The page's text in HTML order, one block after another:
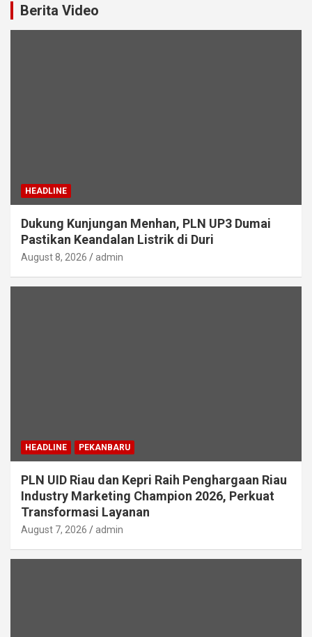
Berita Video
HEADLINE
Dukung Kunjungan Menhan, PLN UP3 Dumai
Pastikan Keandalan Listrik di Duri
August 8, 2026 admin
HEADLINE PEKANBARU
PLN UID Riau dan Kepri Raih Penghargaan Riau
Industry Marketing Champion 2026, Perkuat
Transformasi Layanan
August 7, 2026 admin